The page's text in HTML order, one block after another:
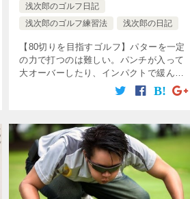
浅次郎のゴルフ日記
浅次郎のゴルフ練習法
浅次郎の日記
【80切りを目指すゴルフ】パターを一定
の力で打つのは難しい。パンチが入って
大オーバーしたり、インパクトで緩んで
大ショート・・・なんてことは日常茶飯
事だ。では、どうすれば改善出来るか？
の […]